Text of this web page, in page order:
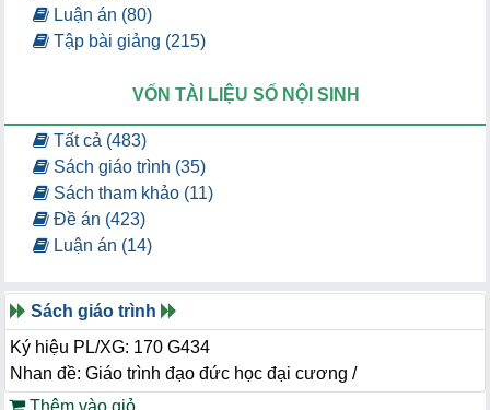
Luận án (80)
Tập bài giảng (215)
VỐN TÀI LIỆU SỐ NỘI SINH
Tất cả (483)
Sách giáo trình (35)
Sách tham khảo (11)
Đề án (423)
Luận án (14)
Sách giáo trình
Ký hiệu PL/XG: 170 G434
Nhan đề: Giáo trình đạo đức học đại cương /